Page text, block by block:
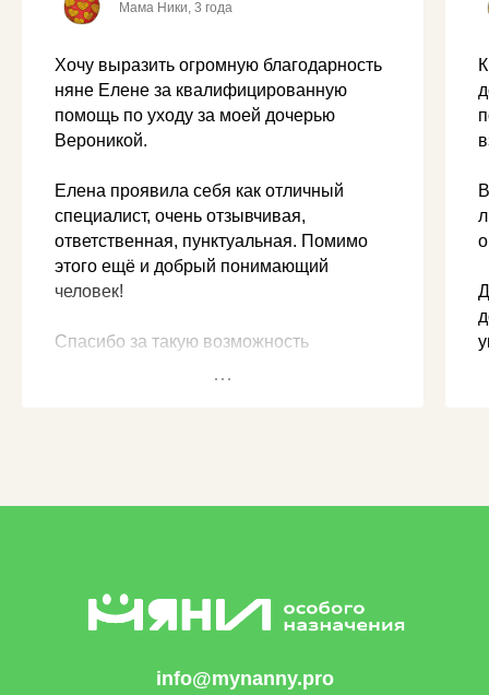
Мама Ники, 3 года
Хочу выразить огромную благодарность
няне Елене за квалифицированную
помощь по уходу за моей дочерью
Вероникой.
Елена проявила себя как отличный
специалист, очень отзывчивая,
ответственная, пунктуальная. Помимо
этого ещё и добрый понимающий
человек!
Спасибо за такую возможность
info@mynanny.pro